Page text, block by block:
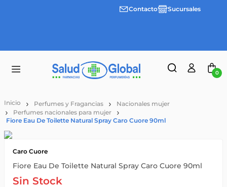
Envíos
Contacto Sucursales
0
Perfumes y Fragancias
Nacionales mujer
Perfumes nacionales para mujer
Fiore Eau De Toilette Natural Spray Caro Cuore 90ml
Caro Cuore
Fiore Eau De Toilette Natural Spray Caro Cuore 90ml
Sin Stock